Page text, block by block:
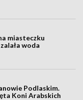
miasteczku
woda
Podlaskim.
Koni Arabskich